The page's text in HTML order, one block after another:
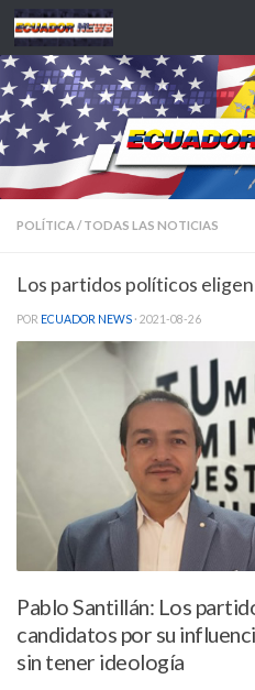
Saltar al contenido
POLÍTICA/ TODAS LAS NOTICIAS
Los partidos políticos
POR ECUADOR NEWS · 2021-08-26
Pablo Santillán: Los
candidatos por su
sin tener ideología